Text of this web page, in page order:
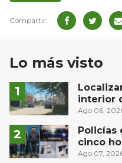
Lo más visto
interior
Ago 06,
Policías
cinco
Puebla
Ago 07,